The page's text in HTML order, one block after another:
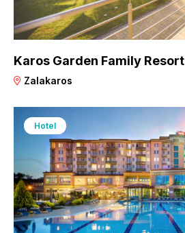
Karos Garden Family Resort
Zalakaros
Hotel